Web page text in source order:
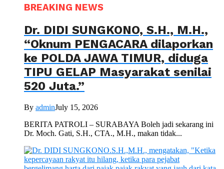
BREAKING NEWS
Dr. DIDI SUNGKONO, S.H., M.H.,
“Oknum PENGACARA dilaporkan
ke POLDA JAWA TIMUR, diduga
TIPU GELAP Masyarakat senilai
520 Juta.”
By adminJuly 15, 2026
BERITA PATROLI – SURABAYA Boleh jadi sekarang ini
Dr. Moch. Gati, S.H., CTA., M.H., makan tidak...